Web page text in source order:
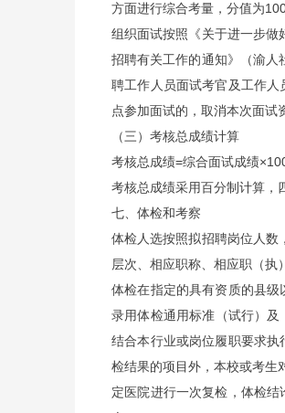
方面进行综合考量，分值为
组织面试按照《关于进一步
招聘有关工作的通知》（渝人
聘工作人员面试考官及工作
点参加面试的，取消本次面试
（三）考核总成绩计算
考核总成绩=综合面试成绩
考核总成绩采用百分制计算，
七、体检和考察
体检人选按照拟招聘岗位人数
层次、相应职称、相应职（执
体检在指定的具有资质的县
录用体检通用标准（试行）
结合本行业或岗位履职要求
检结果的项目外，本校或考生
定医院进行一次复检，体检